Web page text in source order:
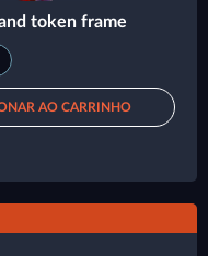
token frame
AO CARRINHO